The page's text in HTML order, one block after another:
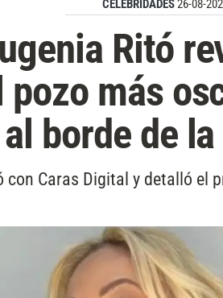
CELEBRIDADES26-08-
Ritó
más
borde de
Caras Digital y detalló el